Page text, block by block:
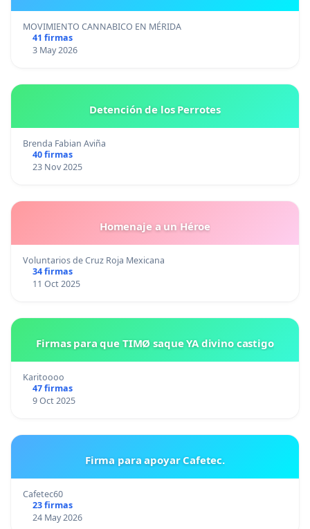
MOVIMIENTO CANNABICO EN MÉRIDA
41 firmas
3 May 2026
Detención de los Perrotes
Brenda Fabian Aviña
40 firmas
23 Nov 2025
Homenaje a un Héroe
Voluntarios de Cruz Roja Mexicana
34 firmas
11 Oct 2025
Firmas para que TIMØ saque YA divino castigo
Karitoooo
47 firmas
9 Oct 2025
Firma para apoyar Cafetec.
Cafetec60
23 firmas
24 May 2026